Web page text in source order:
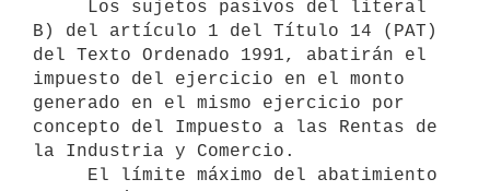
B) del artículo 1 del Título 14 (PAT)
del Texto Ordenado 1991, abatirán el
impuesto del ejercicio en el monto
generado en el mismo ejercicio por
concepto del Impuesto a las Rentas de
la Industria y Comercio.